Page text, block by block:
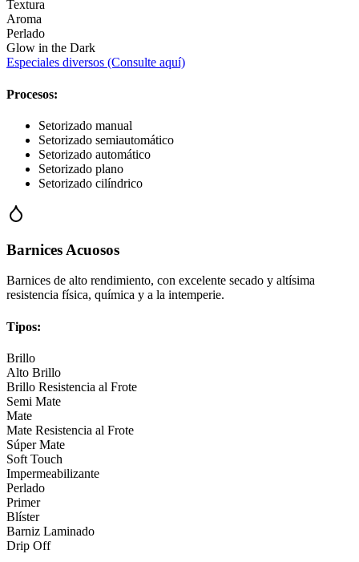
Textura
Aroma
Perlado
Glow in the Dark
Especiales diversos (Consulte aquí)
Procesos:
Setorizado manual
Setorizado semiautomático
Setorizado automático
Setorizado plano
Setorizado cilíndrico
Barnices Acuosos
Barnices de alto rendimiento, con excelente secado y altísima
resistencia física, química y a la intemperie.
Tipos:
Brillo
Alto Brillo
Brillo Resistencia al Frote
Semi Mate
Mate
Mate Resistencia al Frote
Súper Mate
Soft Touch
Impermeabilizante
Perlado
Primer
Blíster
Barniz Laminado
Drip Off